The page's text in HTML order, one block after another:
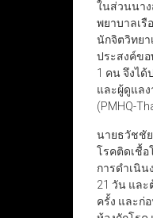
ในส่วนนา
พยาบาลเ
นักจิตวิทยา
ประสงค์ขอ
1 คน จึงไ
และผู้ดูแล
(PMHQ-
นายธวัชชั
โรคติดเชื้
การดำเนิ
21 วัน และ
ครั้ง และก่